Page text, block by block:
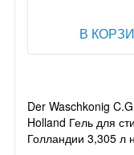
В
Der Waschkonig
Holland Гель для
Голландии 3,305 л